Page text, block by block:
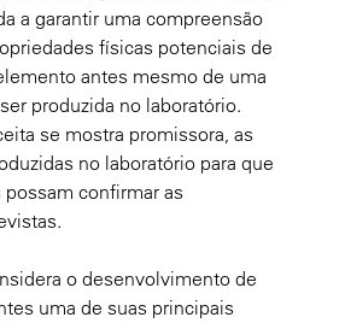
a garantir uma compreensão
físicas potenciais de
antes mesmo de uma
produzida no laboratório.
se mostra promissora, as
no laboratório para que
confirmar as
o desenvolvimento de
uma de suas principais